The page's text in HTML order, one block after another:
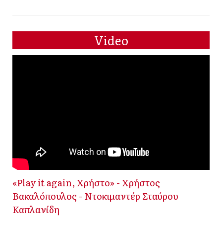
Video
«Play it again, Χρήστο» - Χρήστος
Βακαλόπουλος - Ντοκιμαντέρ Σταύρου
Καπλανίδη